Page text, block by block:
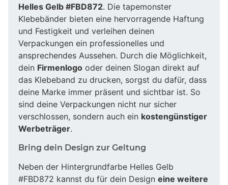
Helles Gelb #FBD872. Die tapemonster
Klebebänder bieten eine hervorragende Haftung
und Festigkeit und verleihen deinen
Verpackungen ein professionelles und
ansprechendes Aussehen. Durch die Möglichkeit,
dein Firmenlogo oder deinen Slogan direkt auf
das Klebeband zu drucken, sorgst du dafür, dass
deine Marke immer präsent und sichtbar ist. So
sind deine Verpackungen nicht nur sicher
verschlossen, sondern auch ein kostengünstiger
Werbeträger.
Bring dein Design zur Geltung
Neben der Hintergrundfarbe Helles Gelb
#FBD872 kannst du für dein Design eine weitere